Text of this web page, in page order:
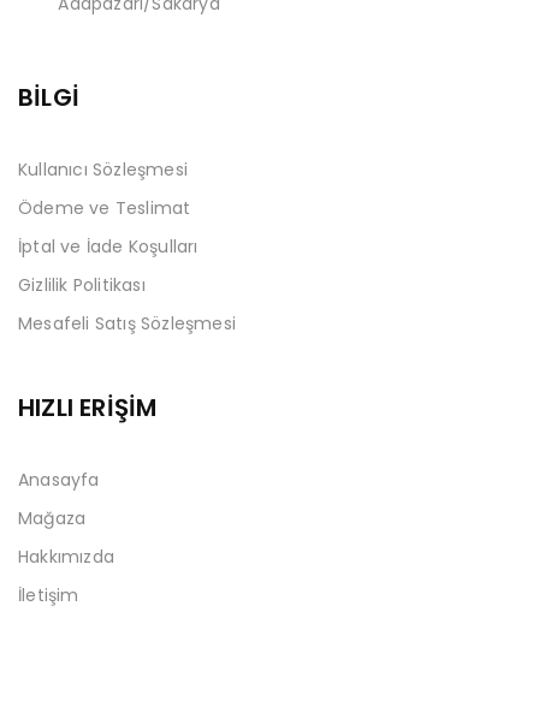
BİLGİ
Kullanıcı Sözleşmesi
Ödeme ve Teslimat
İptal ve İade Koşulları
Gizlilik Politikası
Mesafeli Satış Sözleşmesi
HIZLI ERİŞİM
Anasayfa
Mağaza
Hakkımızda
İletişim